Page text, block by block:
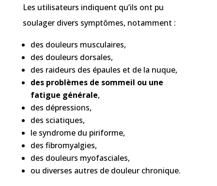
Les utilisateurs indiquent qu’ils ont pu
soulager divers symptômes, notamment :
des douleurs musculaires,
des douleurs dorsales,
des raideurs des épaules et de la nuque,
des problèmes de sommeil ou une
fatigue générale,
des dépressions,
des sciatiques,
le syndrome du piriforme,
des fibromyalgies,
des douleurs myofasciales,
ou diverses autres de douleur chronique.